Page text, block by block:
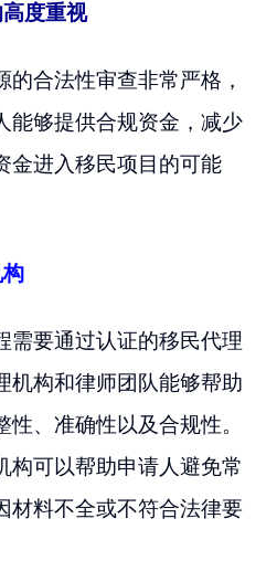
度重视
合法性审查非常严格，
能够提供合规资金，减少
金进入移民项目的可能
需要通过认证的移民代理
机构和律师团队能够帮助
、准确性以及合规性。
构可以帮助申请人避免常
材料不全或不符合法律要